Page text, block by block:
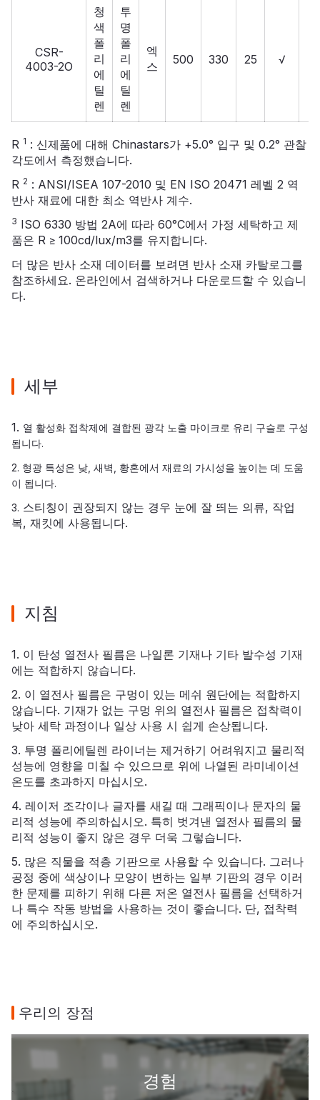
CSR-
4003-2O
청
색
폴
리
에
틸
렌
투
명
폴
리
에
틸
렌
엑
스
500 330 25 √
R 1 : 신제품에 대해 Chinastars가 +5.0° 입구 및 0.2° 관찰
각도에서 측정했습니다.
R 2 : ANSI/ISEA 107-2010 및 EN ISO 20471 레벨 2 역
반사 재료에 대한 최소 역반사 계수.
3 ISO 6330 방법 2A에 따라 60°C에서 가정 세탁하고 제
품은 R ≥ 100cd/lux/m3를 유지합니다.
더 많은 반사 소재 데이터를 보려면 반사 소재 카탈로그를
참조하세요. 온라인에서 검색하거나 다운로드할 수 있습니
다.
세부
1. 열 활성화 접착제에 결합된 광각 노출 마이크로 유리 구슬로 구성
됩니다.
2. 형광 특성은 낮, 새벽, 황혼에서 재료의 가시성을 높이는 데 도움
이 됩니다.
3. 스티칭이 권장되지 않는 경우 눈에 잘 띄는 의류, 작업
복, 재킷에 사용됩니다.
지침
1. 이 탄성 열전사 필름은 나일론 기재나 기타 발수성 기재
에는 적합하지 않습니다.
2. 이 열전사 필름은 구멍이 있는 메쉬 원단에는 적합하지
않습니다. 기재가 없는 구멍 위의 열전사 필름은 접착력이
낮아 세탁 과정이나 일상 사용 시 쉽게 손상됩니다.
3. 투명 폴리에틸렌 라이너는 제거하기 어려워지고 물리적
성능에 영향을 미칠 수 있으므로 위에 나열된 라미네이션
온도를 초과하지 마십시오.
4. 레이저 조각이나 글자를 새길 때 그래픽이나 문자의 물
리적 성능에 주의하십시오. 특히 벗겨낸 열전사 필름의 물
리적 성능이 좋지 않은 경우 더욱 그렇습니다.
5. 많은 직물을 적층 기판으로 사용할 수 있습니다. 그러나
공정 중에 색상이나 모양이 변하는 일부 기판의 경우 이러
한 문제를 피하기 위해 다른 저온 열전사 필름을 선택하거
나 특수 작동 방법을 사용하는 것이 좋습니다. 단, 접착력
에 주의하십시오.
우리의 장점
경험